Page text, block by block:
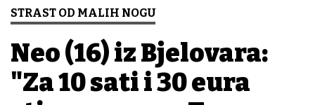
STRAST OD MALIH NOGU
Neo (16) iz Bjelovara:
"Za 10 sati i 30 eura